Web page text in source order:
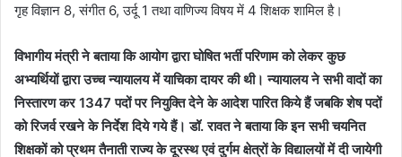
गृह विज्ञान 8, संगीत 6, उर्दू 1 तथा वाणिज्य विषय में 4 शिक्षक शामिल है।
विभागीय मंत्री ने बताया कि आयोग द्वारा घोषित भर्ती परिणाम को लेकर कुछ
अभ्यर्थियों द्वारा उच्च न्यायालय में याचिका दायर की थी। न्यायालय ने सभी वादों का
निस्तारण कर 1347 पदों पर नियुक्ति देने के आदेश पारित किये हैं जबकि शेष पदों
को रिजर्व रखने के निर्देश दिये गये हैं। डॉ. रावत ने बताया कि इन सभी चयनित
शिक्षकों को प्रथम तैनाती राज्य के दूरस्थ एवं दुर्गम क्षेत्रों के विद्यालयों में दी जायेगी